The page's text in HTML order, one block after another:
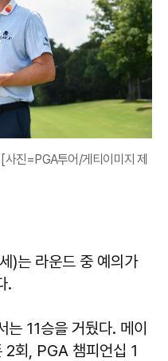
진=PGA투어/게티이미지 제
)는 라운드 중 예의가
.
11승을 거뒀다. 메이
회, PGA 챔피언십 1